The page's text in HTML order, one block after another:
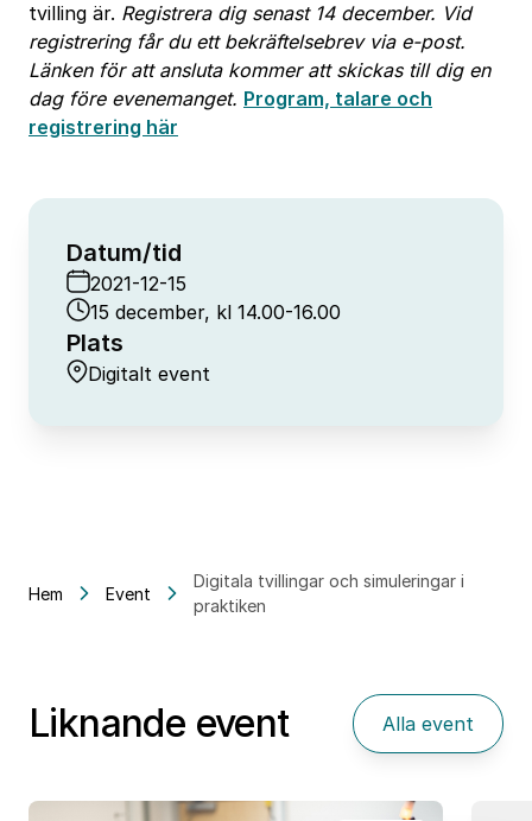
tvilling är. Registrera dig senast 14 december. Vid
registrering får du ett bekräftelsebrev via e-post.
Länken för att ansluta kommer att skickas till dig en
dag före evenemanget. Program, talare och
registrering här
Datum/tid
2021-12-15
15 december, kl 14.00-16.00
Plats
Digitalt event
Hem Event
Digitala tvillingar och simuleringar i
praktiken
Liknande event Alla event